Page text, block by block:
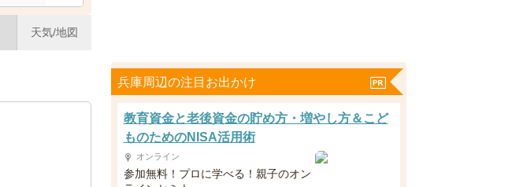
天気/地図
兵庫周辺の注目お出かけ
教育資金と老後資金の貯め方・増やし方＆こど
ものためのNISA活用術
オンライン
参加無料！プロに学べる！親子のオン